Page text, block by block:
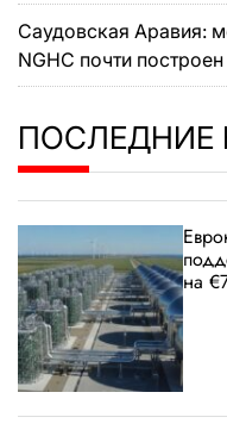
Саудовская Аравия:
NGHC почти построен
ПОСЛЕДНИЕ
на